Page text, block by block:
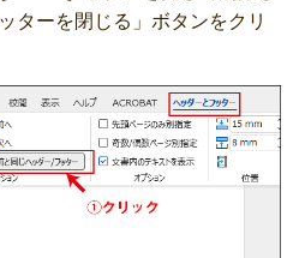
ターを閉じる」ボタンをクリ